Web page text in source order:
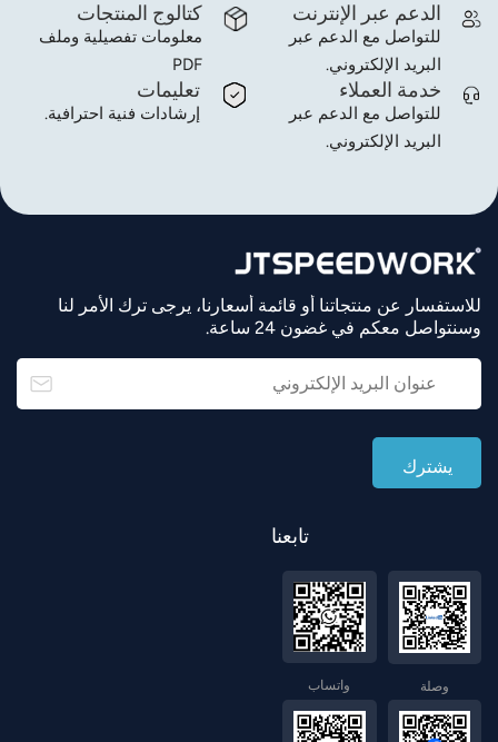
كتالوج المنتجات
معلومات تفصيلية وملف
PDF
الدعم عبر الإنترنت
للتواصل مع الدعم عبر
البريد الإلكتروني.
تعليمات
إرشادات فنية احترافية.
خدمة العملاء
للتواصل مع الدعم عبر
البريد الإلكتروني.
للاستفسار عن منتجاتنا أو قائمة أسعارنا، يرجى ترك الأمر لنا
وسنتواصل معكم في غضون 24 ساعة.
تابعنا
واتساب وصلة